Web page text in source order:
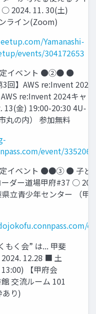
○ 2024. 11. 30(土)
ライン(Zoom)
Yamanashi-
events/304172653
定イベント ●②● ●
回】AWS re:Invent 2024
re:Invent 2024キャッ
13(金) 19:00-20:30 4U-
丸の内） 参加無料
event/335206/
定イベント ●●③ ● 子ど
ーダー道場甲府#37 ○
立青少年センター （甲
もく会” は... 甲斐
12.28 ■ 土
【甲府会
交流ルーム 101
り)